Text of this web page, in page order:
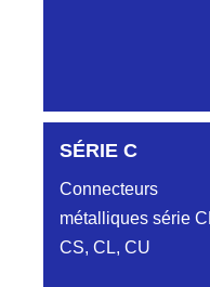
DC6122340N
D03EC612MT
DC6122340O
CONNECTEUR
SÉRIE C
Connecteurs
métalliques série
CS, CL, CU